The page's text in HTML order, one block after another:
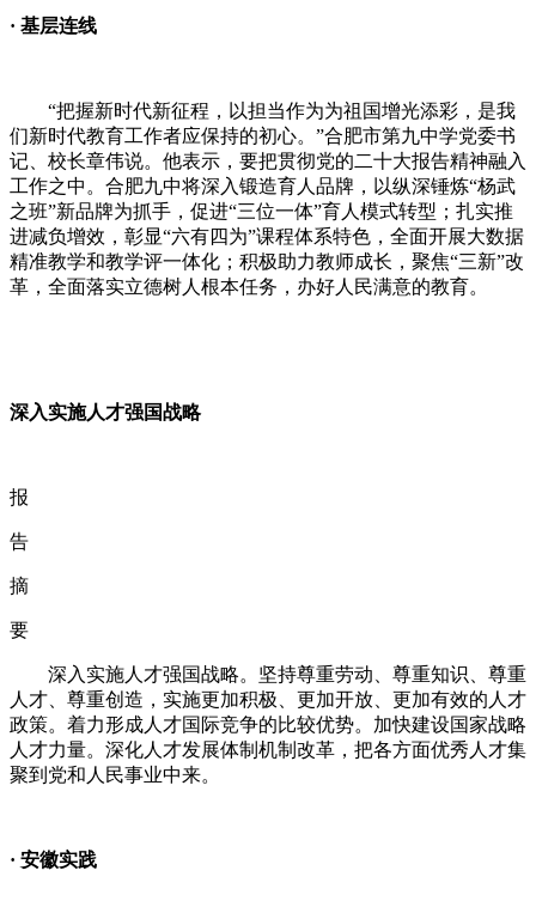
· 基层连线
“把握新时代新征程，以担当作为为祖国增光添彩，是我
们新时代教育工作者应保持的初心。 ”合肥市第九中学党委书
记、校长章伟说。他表示，要把贯彻党的二十大报告精神融入
工作之中。合肥九中将深入锻造育人品牌，以纵深锤炼“杨武
之班”新品牌为抓手，促进“三位一体”育人模式转型；扎实推
进减负增效，彰显“六有四为”课程体系特色，全面开展大数据
精准教学和教学评一体化；积极助力教师成长，聚焦“三新”改
革，全面落实立德树人根本任务，办好人民满意的教育。
深入实施人才强国战略
报
告
摘
要
深入实施人才强国战略。坚持尊重劳动、尊重知识、尊重
人才、尊重创造，实施更加积极、更加开放、更加有效的人才
政策。着力形成人才国际竞争的比较优势。加快建设国家战略
人才力量。深化人才发展体制机制改革，把各方面优秀人才集
聚到党和人民事业中来。
· 安徽实践